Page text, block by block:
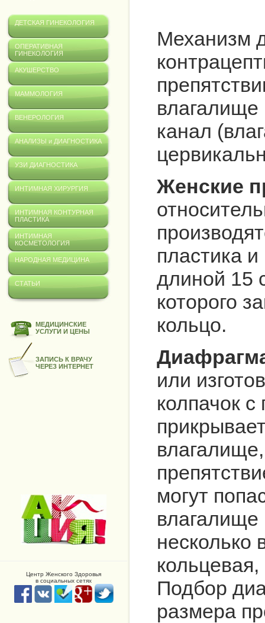
ДЕТСКАЯ ГИНЕКОЛОГИЯ
ОПЕРАТИВНАЯ
ГИНЕКОЛОГИЯ
АКУШЕРСТВО
МАММОЛОГИЯ
ВЕНЕРОЛОГИЯ
АНАЛИЗЫ и ДИАГНОСТИКА
УЗИ ДИАГНОСТИКА
ИНТИМНАЯ ХИРУРГИЯ
ИНТИМНАЯ КОНТУРНАЯ
ПЛАСТИКА
ИНТИМНАЯ
КОСМЕТОЛОГИЯ
НАРОДНАЯ МЕДИЦИНА
СТАТЬИ
МЕДИЦИНСКИЕ
УСЛУГИ И ЦЕНЫ
ЗАПИСЬ К ВРАЧУ
ЧЕРЕЗ ИНТЕРНЕТ
Центр Женского Здоровья
в социальных сетях
Механизм
влагалище
канал
Женские
пластика
длиной 15
которого
кольцо.
или
колпачок
могут
несколько
Подбор
размера